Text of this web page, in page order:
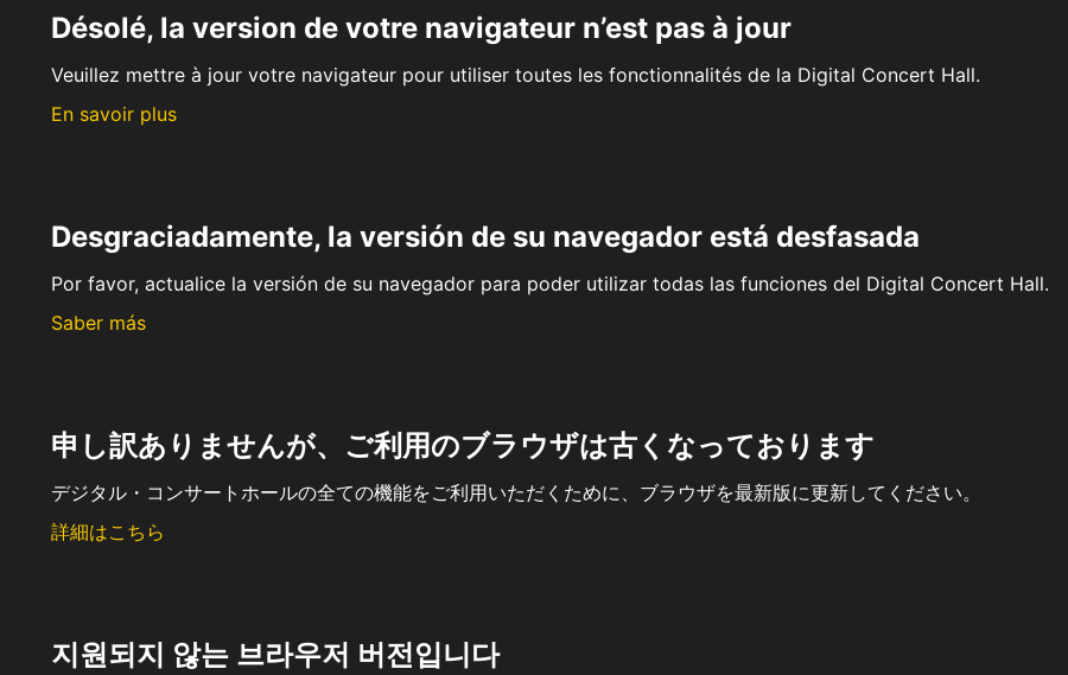
Désolé, la version de votre navigateur n’est pas à jour
Veuillez mettre à jour votre navigateur pour utiliser toutes les fonctionnalités de la Digital Concert Hall.
En savoir plus
Desgraciadamente, la versión de su navegador está desfasada
Por favor, actualice la versión de su navegador para poder utilizar todas las funciones del Digital Concert Hall.
Saber más
申し訳ありませんが、ご利用のブラウザは古くなっております
デジタル・コンサートホールの全ての機能をご利用いただくために、ブラウザを最新版に更新してください。
詳細はこちら
지원되지 않는 브라우저 버전입니다